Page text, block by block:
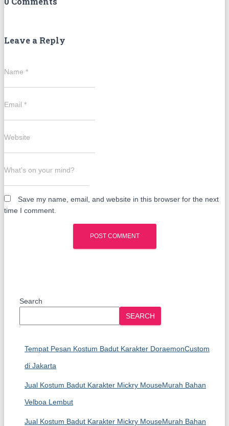
Leave a Reply
Name *
Email *
Website
What's on your mind?
Save my name, email, and website in this browser for the next
time I comment.
Search
SEARCH
Tempat Pesan Kostum Badut Karakter DoraemonCustom
di Jakarta
Jual Kostum Badut Karakter Mickry MouseMurah Bahan
Velboa Lembut
Jual Kostum Badut Karakter Mickry MouseMurah Bahan